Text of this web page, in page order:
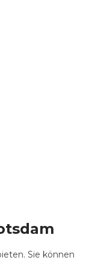
Sie können